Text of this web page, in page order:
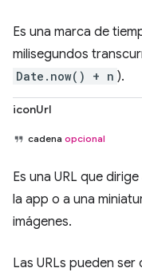
Es una marca de
milisegundos
Date.now() + n ).
iconUrl
cadena opcional
Es una URL que
la app o a una
imágenes.
Las URLs pueden